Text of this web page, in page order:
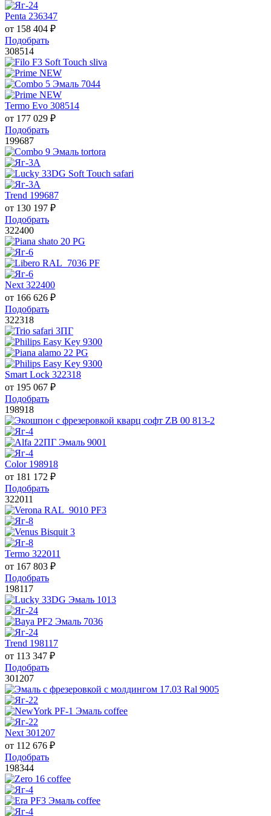
Penta 236347
от 158 404 ₽
Подобрать
308514
Termo Evo 308514
от 177 029 ₽
Подобрать
199687
Trend 199687
от 130 197 ₽
Подобрать
322400
Next 322400
от 166 626 ₽
Подобрать
322318
Smart Lock 322318
от 195 067 ₽
Подобрать
198918
Color 198918
от 181 172 ₽
Подобрать
322011
Termo 322011
от 167 803 ₽
Подобрать
198117
Trend 198117
от 113 347 ₽
Подобрать
301207
Next 301207
от 112 676 ₽
Подобрать
198344